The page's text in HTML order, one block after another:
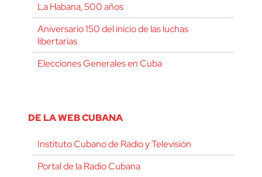
La Habana, 500 años
Aniversario 150 del inicio de las luchas
libertarias
Elecciones Generales en Cuba
DE LA WEB CUBANA
Instituto Cubano de Radio y Televisión
Portal de la Radio Cubana